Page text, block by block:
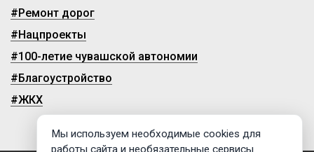
#Ремонт дорог
#Нацпроекты
#100-летие чувашской автономии
#Благоустройство
#ЖКХ
Мы используем необходимые cookies для
работы сайта и необязательные сервисы